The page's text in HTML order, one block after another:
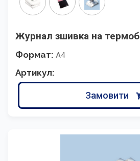
Журнал зшивка на
Формат: А4
Артикул:
Замовити